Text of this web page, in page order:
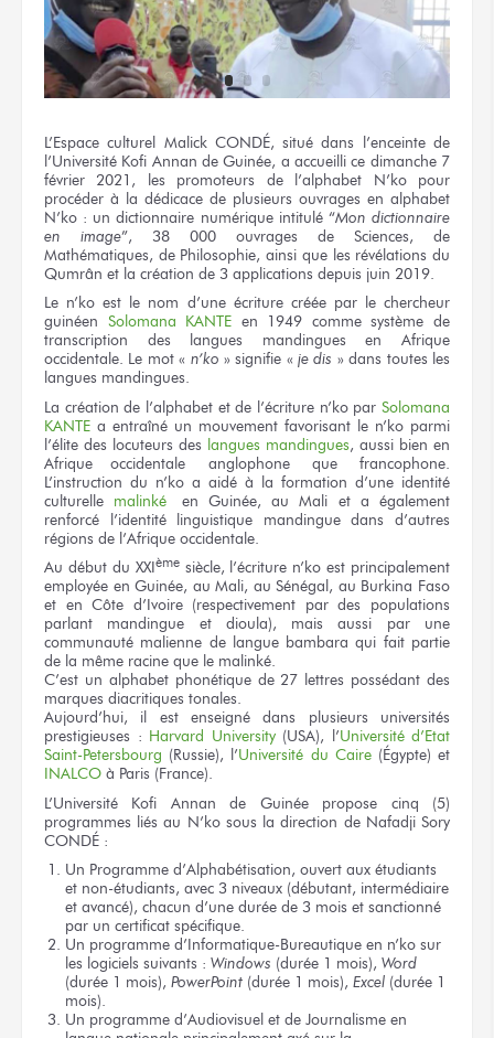
L’Espace culturel Malick CONDÉ, situé dans l’enceinte de
l’Université Kofi Annan de Guinée, a accueilli ce dimanche 7
février 2021, les promoteurs de l’alphabet N’ko pour
procéder à la dédicace de plusieurs ouvrages en alphabet
N’ko : un dictionnaire numérique intitulé “Mon dictionnaire
en image”, 38 000 ouvrages de Sciences, de
Mathématiques, de Philosophie, ainsi que les révélations du
Qumrân et la création de 3 applications depuis juin 2019.
Le n’ko est le nom d’une écriture créée par le chercheur
guinéen Solomana KANTE en 1949 comme système de
transcription des langues mandingues en Afrique
occidentale. Le mot « n’ko » signifie «je dis » dans toutes les
langues mandingues.
La création de l’alphabet et de l’écriture n’ko par Solomana
KANTE a entraîné un mouvement favorisant le n’ko parmi
l’élite des locuteurs des langues mandingues, aussi bien en
Afrique occidentale anglophone que francophone.
L’instruction du n’ko a aidé à la formation d’une identité
culturelle malinké en Guinée, au Mali et a également
renforcé l’identité linguistique mandingue dans d’autres
régions de l’Afrique occidentale.
Au début du XXIèmesiècle, l’écriture n’ko est principalement
employée en Guinée, au Mali, au Sénégal, au Burkina Faso
et en Côte d’Ivoire (respectivement par des populations
parlant mandingue et dioula), mais aussi par une
communauté malienne de langue bambara qui fait partie
de la même racine que le malinké.
C’est un alphabet phonétique de 27 lettres possédant des
marques diacritiques tonales.
Aujourd’hui, il est enseigné dans plusieurs universités
prestigieuses : Harvard University(USA), l’Université d’Etat
Saint-Petersbourg (Russie), l’Université du Caire(Égypte) et
INALCO à Paris (France).
L’Université Kofi Annan de Guinée propose cinq (5)
programmes liés au N’ko sous la direction de Nafadji Sory
CONDÉ :
Un Programme d’Alphabétisation, ouvert aux étudiants
et non-étudiants, avec 3 niveaux (débutant, intermédiaire
et avancé), chacun d’une durée de 3 mois et sanctionné
par un certificat spécifique.
Un programme d’Informatique-Bureautique en n’ko sur
les logiciels suivants :Windows (durée 1 mois),Word
(durée 1 mois),PowerPoint (durée 1 mois),Excel (durée 1
mois).
Un programme d’Audiovisuel et de Journalisme en